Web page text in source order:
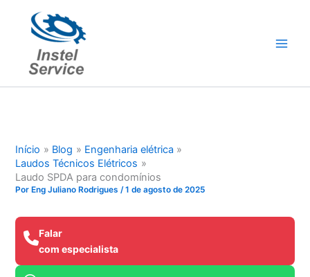
conteúdo
Início Blog
Engenharia elétrica
Laudos Técnicos Elétricos
Laudo SPDA para condomínios
Por Eng Juliano Rodrigues/1 de agosto de 2025
Falar
com especialista